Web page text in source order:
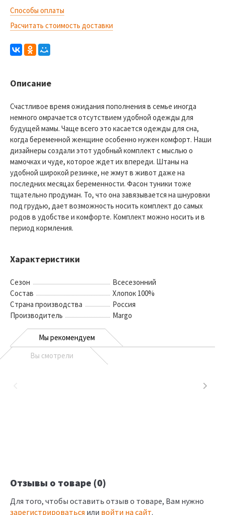
Способы оплаты
Расчитать стоимость доставки
Описание
Счастливое время ожидания пополнения в семье иногда
немного омрачается отсутствием удобной одежды для
будущей мамы. Чаще всего это касается одежды для сна,
когда беременной женщине особенно нужен комфорт. Наши
дизайнеры создали этот удобный комплект с мыслью о
мамочках и чуде, которое ждет их впереди. Штаны на
удобной широкой резинке, не жмут в живот даже на
последних месяцах беременности. Фасон туники тоже
тщательно продуман. То, что она завязывается на шнуровки
под грудью, дает возможность носить комплект до самых
родов в удобстве и комфорте. Комплект можно носить и в
период кормления.
Характеристики
Сезон
Всесезонний
Состав
Хлопок 100%
Страна производства
Россия
Производитель
Margo
Мы рекомендуем
Вы смотрели
Отзывы о товаре (0)
Для того, чтобы оставить отзыв о товаре, Вам нужно
зарегистрироваться или войти на сайт.